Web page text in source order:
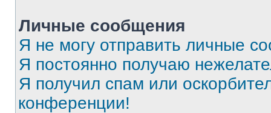
Личные сообщения
Я не могу отправить личные
Я постоянно получаю
Я получил спам или
конференции!